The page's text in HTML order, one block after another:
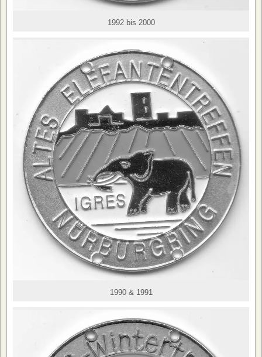
1992 bis 2000
1990 & 1991